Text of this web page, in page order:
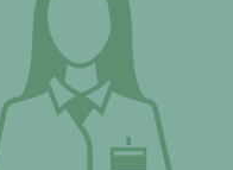
Pharmacien titulaire